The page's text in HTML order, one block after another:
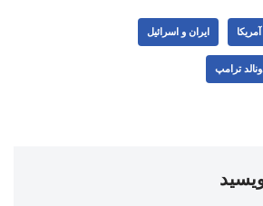
ایران و اسرائیل
ترامپ